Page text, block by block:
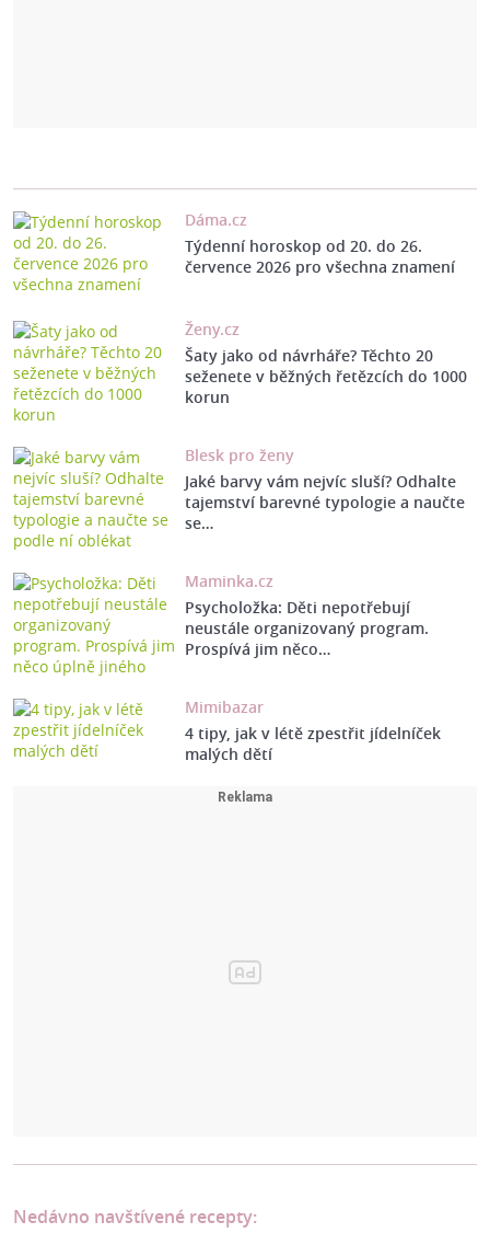
Dáma.cz
Týdenní horoskop od 20. do 26.
července 2026 pro všechna znamení
Ženy.cz
Šaty jako od návrháře? Těchto 20
seženete v běžných řetězcích do 1000
korun
Blesk pro ženy
Jaké barvy vám nejvíc sluší? Odhalte
tajemství barevné typologie a naučte
se…
Maminka.cz
Psycholožka: Děti nepotřebují
neustále organizovaný program.
Prospívá jim něco…
Mimibazar
4 tipy, jak v létě zpestřit jídelníček
malých dětí
Nedávno navštívené recepty: